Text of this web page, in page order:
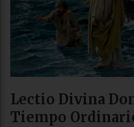
Lectio Divina
Tiempo